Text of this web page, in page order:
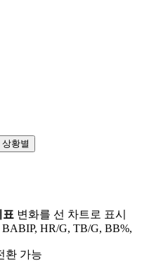
상황별
표 변화를 선 차트로 표시
HR/G, TB/G, BB%,
환 가능